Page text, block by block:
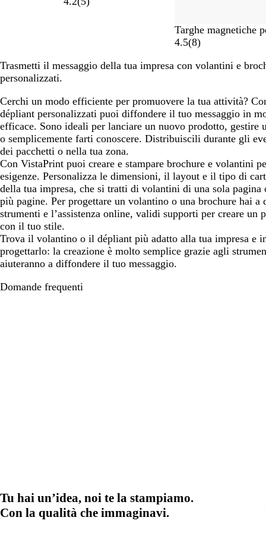
Targhe magnetiche
4.5(8)
Trasmetti il messaggio della tua impresa con volantini e
personalizzati.
Cerchi un modo efficiente per promuovere la tua attività?
dépliant personalizzati puoi diffondere il tuo messaggio in
efficace. Sono ideali per lanciare un nuovo prodotto, gestire
o semplicemente farti conoscere. Distribuiscili durante gli
dei pacchetti o nella tua zona.
Con VistaPrint puoi creare e stampare brochure e volantini
esigenze. Personalizza le dimensioni, il layout e il tipo di
della tua impresa, che si tratti di volantini di una sola pagina
più pagine. Per progettare un volantino o una brochure hai a
strumenti e l’assistenza online, validi supporti per creare un
con il tuo stile.
Trova il volantino o il dépliant più adatto alla tua impresa e
progettarlo: la creazione è molto semplice grazie agli
aiuteranno a diffondere il tuo messaggio.
Domande frequenti
Tu hai un’idea, noi te la stampiamo.
Con la qualità che immaginavi.